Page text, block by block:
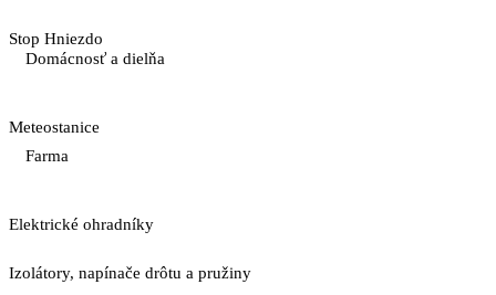
Stop Hniezdo
Domácnosť a dielňa
Meteostanice
Farma
Elektrické ohradníky
Izolátory, napínače drôtu a pružiny